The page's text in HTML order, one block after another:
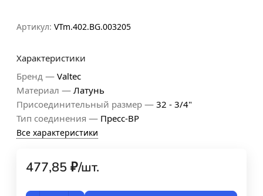
Артикул: VTm.402.BG.003205
Характеристики
Бренд — Valtec
Материал — Латунь
Присоединительный размер — 32 - 3/4"
Тип соединения — Пресс-ВР
Все характеристики
477,85 ₽/шт.